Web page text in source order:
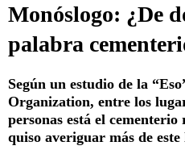
Monóslogo: ¿De
palabra
Según un estudio de la
Organization, entre los
personas está el
quiso averiguar más de